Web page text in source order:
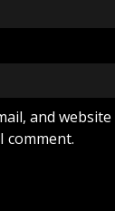
and
comment.